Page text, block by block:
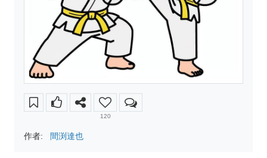
120
作者: 間渕達也